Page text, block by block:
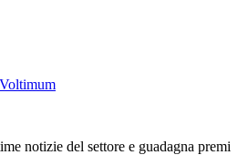
notizie del settore e guadagna premi